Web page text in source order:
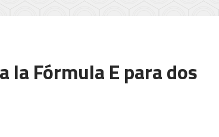
la Fórmula E para dos